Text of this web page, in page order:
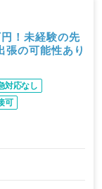
！未経験の先
の可能性あり
対応なし
可